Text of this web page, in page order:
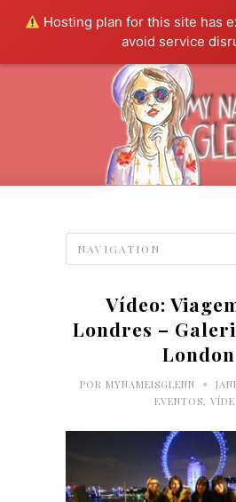
Hosting plan for this site has
avoid service
Vídeo:
Londres –
London
POR MYNAMEISGLENN •
EVENTOS,